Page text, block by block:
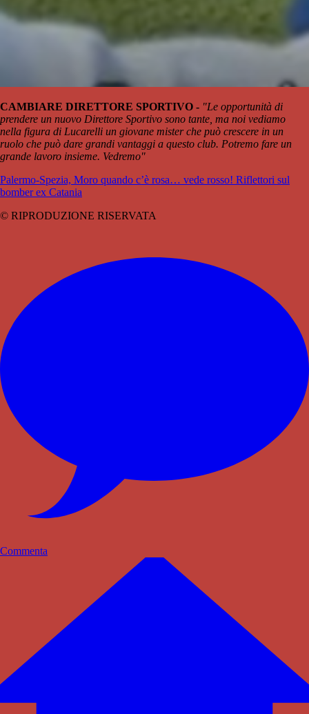
CAMBIARE DIRETTORE SPORTIVO - "Le opportunità di
prendere un nuovo Direttore Sportivo sono tante, ma noi vediamo
nella figura di Lucarelli un giovane mister che può crescere in un
ruolo che può dare grandi vantaggi a questo club. Potremo fare un
grande lavoro insieme. Vedremo"
Palermo-Spezia, Moro quando c’è rosa… vede rosso! Riflettori sul
bomber ex Catania
© RIPRODUZIONE RISERVATA
Commenta